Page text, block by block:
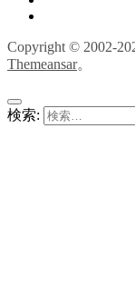
Copyright © 2002-
Themeansar。
検索: